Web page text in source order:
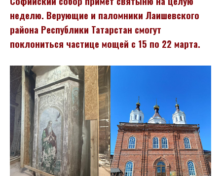
неделю. Верующие и паломники Лаишевского
района Республики Татарстан смогут
поклониться частице мощей с 15 по 22 марта.